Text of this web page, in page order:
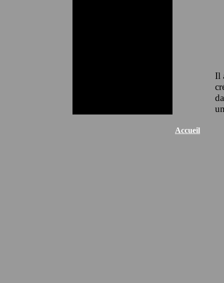
Il
Accueil